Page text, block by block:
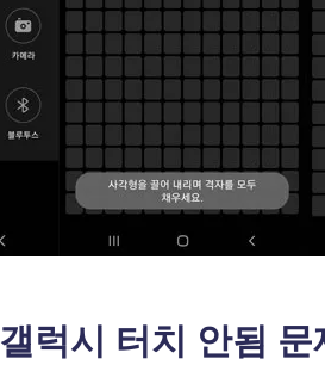
럭시 터치 안됨 문